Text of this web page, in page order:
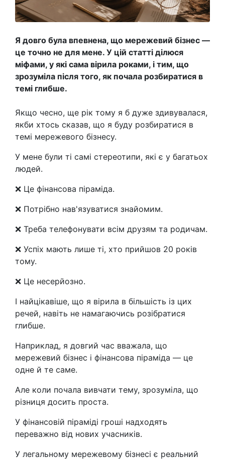
Я довго була впевнена, що мережевий бізнес —
це точно не для мене. У цій статті ділюся
міфами, у які сама вірила роками, і тим, що
зрозуміла після того, як почала розбиратися в
темі глибше.
Якщо чесно, ще рік тому я б дуже здивувалася,
якби хтось сказав, що я буду розбиратися в
темі мережевого бізнесу.
У мене були ті самі стереотипи, які є у багатьох
людей.
❌ Це фінансова піраміда.
❌ Потрібно нав'язуватися знайомим.
❌ Треба телефонувати всім друзям та родичам.
❌ Успіх мають лише ті, хто прийшов 20 років
тому.
❌ Це несерйозно.
І найцікавіше, що я вірила в більшість із цих
речей, навіть не намагаючись розібратися
глибше.
Наприклад, я довгий час вважала, що
мережевий бізнес і фінансова піраміда — це
одне й те саме.
Але коли почала вивчати тему, зрозуміла, що
різниця досить проста.
У фінансовій піраміді гроші надходять
переважно від нових учасників.
У легальному мережевому бізнесі є реальний